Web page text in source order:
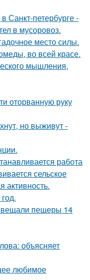
Санкт-петербурге -
в мусоровоз.
место силы.
во всей красе.
мышления,
оторванную руку
но выживут -
работа
сельское
активность.
пещеры 14
объясняет
любимое